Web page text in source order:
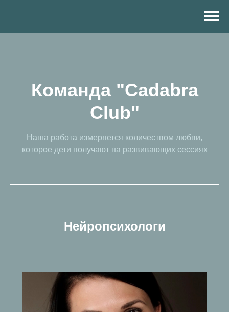
Команда "Cadabra
Сlub"
Наша работа измеряется количеством любви,
которое дети получают на развивающих сессиях
Нейропсихологи